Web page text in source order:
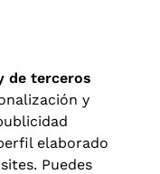
de terceros
y
elaborado
Puedes